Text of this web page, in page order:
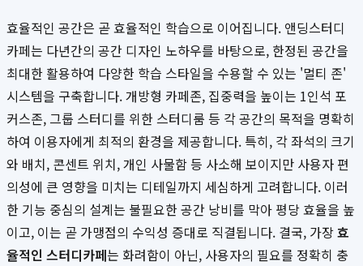
효율적인 공간은 곧 효율적인 학습으로 이어집니다. 앤딩스터디
카페는 다년간의 공간 디자인 노하우를 바탕으로, 한정된 공간을
최대한 활용하여 다양한 학습 스타일을 수용할 수 있는 '멀티 존'
시스템을 구축합니다. 개방형 카페존, 집중력을 높이는 1인석 포
커스존, 그룹 스터디를 위한 스터디룸 등 각 공간의 목적을 명확히
하여 이용자에게 최적의 환경을 제공합니다. 특히, 각 좌석의 크기
와 배치, 콘센트 위치, 개인 사물함 등 사소해 보이지만 사용자 편
의성에 큰 영향을 미치는 디테일까지 세심하게 고려합니다. 이러
한 기능 중심의 설계는 불필요한 공간 낭비를 막아 평당 효율을 높
이고, 이는 곧 가맹점의 수익성 증대로 직결됩니다. 결국, 가장효
율적인 스터디카페는 화려함이 아닌, 사용자의 필요를 정확히 충